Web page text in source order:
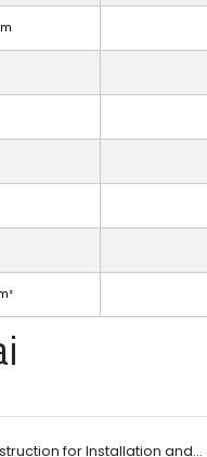
for Installation and